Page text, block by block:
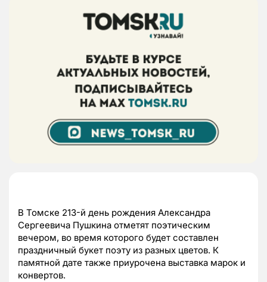
В Томске 213-й день рождения Александра
Сергеевича Пушкина отметят поэтическим
вечером, во время которого будет составлен
праздничный букет поэту из разных цветов. К
памятной дате также приурочена выставка марок и
конвертов.